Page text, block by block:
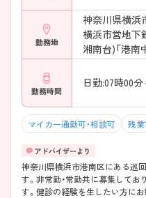
勤務地
神奈川県横浜
横浜市営地下
湘南台)「港南
勤務時間
日勤:07時00分
マイカー通勤可・相談可 残業
神奈川県横浜市港南区にある巡
す。非常勤・常勤共に募集して
す。健診の経験を生したい方に